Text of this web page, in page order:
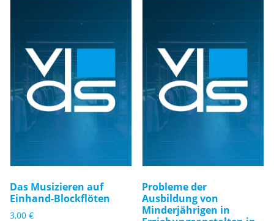
Das Musizieren auf
Einhand-Blockflöten
3,00 €
Probleme der
Ausbildung von
Minderjährigen in